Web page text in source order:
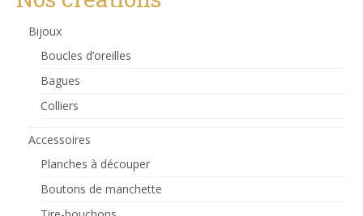
Bijoux
Boucles d’oreilles
Bagues
Colliers
Accessoires
Planches à découper
Boutons de manchette